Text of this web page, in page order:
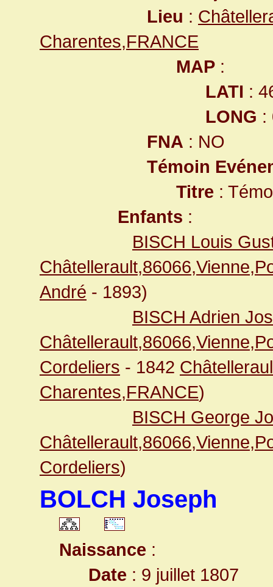
Lieu :
Charentes,FRANCE
MAP :
LATI :
LONG :
FNA : NO
Témoin
Titre :
Enfants :
BISCH Louis
André - 1893)
BISCH Adrien
Cordeliers - 1842
Charentes,FRANCE)
BISCH George
Cordeliers)
BOLCH Joseph
Naissance :
Date : 9 juillet 1807